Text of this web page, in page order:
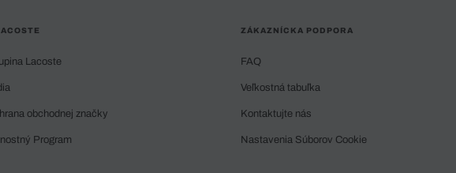
Lacoste
obchodnej značky
Program
ZÁKAZNÍCKA PODPORA
FAQ
Veľkostná tabuľka
Kontaktujte nás
Nastavenia Súborov Cookie